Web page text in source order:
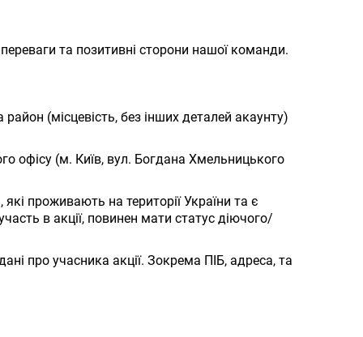
та позитивні сторони нашої команди.
(місцевість, без інших деталей акаунту)
офісу (м. Київ, вул. Богдана Хмельницького
проживають на території України та є
в акції, повинен мати статус діючого/
про учасника акції. Зокрема ПІБ, адреса, та